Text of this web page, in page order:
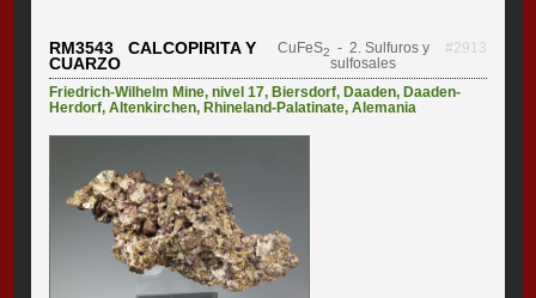
RM3543 CALCOPIRITA Y
CUARZO
CuFeS2
- 2. Sulfuros y
sulfosales
#2913
Friedrich-Wilhelm Mine, nivel 17,Biersdorf,Daaden,Daaden-
Herdorf,Altenkirchen,Rhineland-Palatinate,Alemania